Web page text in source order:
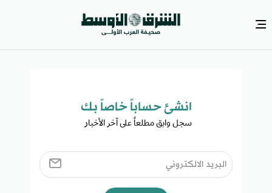
انشئ حساباً خاصاً بك​
سجل وابق مطلعاً على آخر الأخبار ​